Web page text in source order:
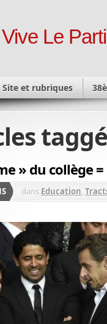
Vive Le
Site et rubriques
» du collège
dans Education,